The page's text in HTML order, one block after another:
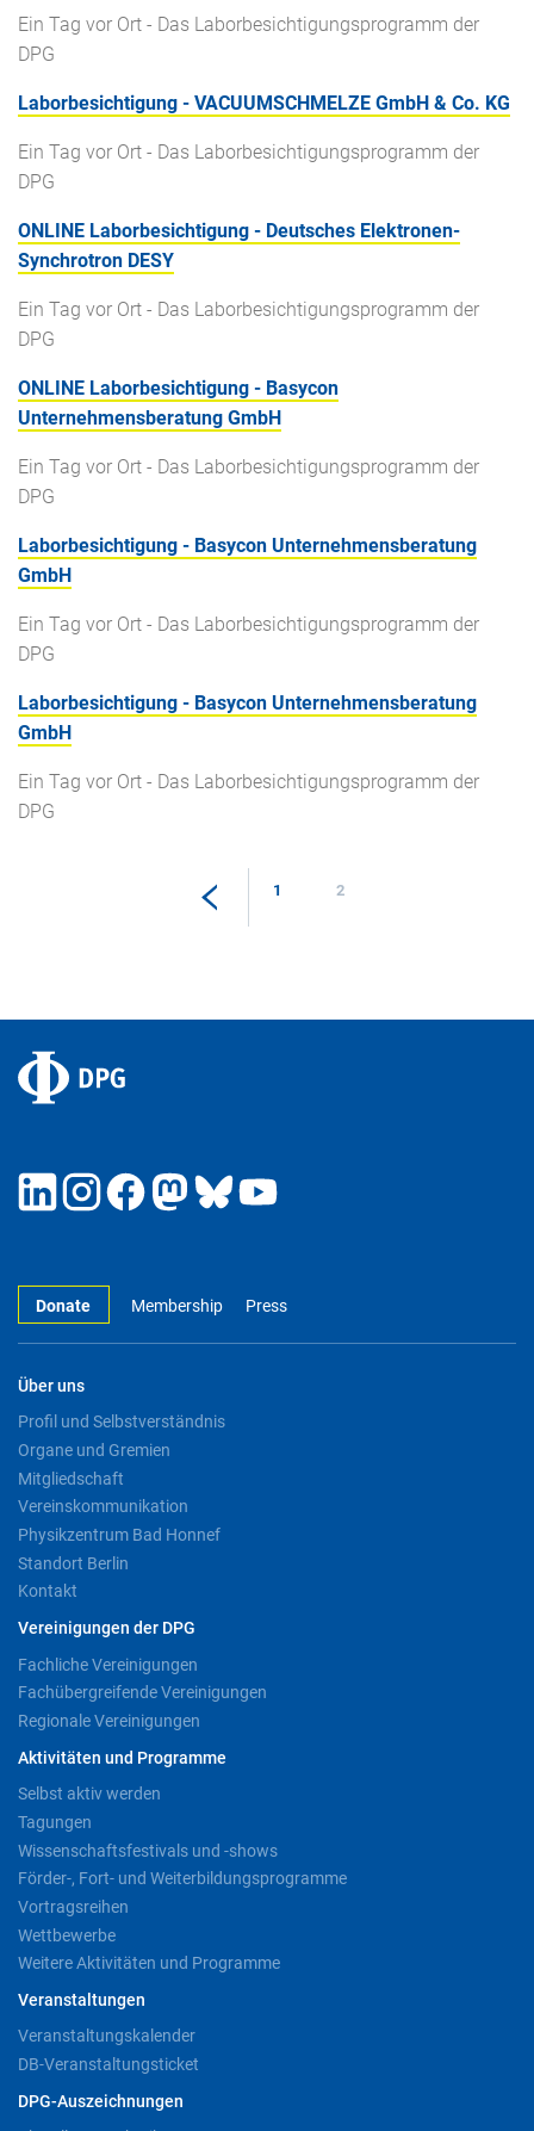
Ein Tag vor Ort - Das Laborbesichtigungsprogramm der
DPG
Laborbesichtigung - VACUUMSCHMELZE GmbH & Co. KG
Ein Tag vor Ort - Das Laborbesichtigungsprogramm der
DPG
ONLINE Laborbesichtigung - Deutsches Elektronen-
Synchrotron DESY
Ein Tag vor Ort - Das Laborbesichtigungsprogramm der
DPG
ONLINE Laborbesichtigung - Basycon
Unternehmensberatung GmbH
Ein Tag vor Ort - Das Laborbesichtigungsprogramm der
DPG
Laborbesichtigung - Basycon Unternehmensberatung
GmbH
Ein Tag vor Ort - Das Laborbesichtigungsprogramm der
DPG
Laborbesichtigung - Basycon Unternehmensberatung
GmbH
Ein Tag vor Ort - Das Laborbesichtigungsprogramm der
DPG
1 2
Donate Membership Press
Über uns
Profil und Selbstverständnis
Organe und Gremien
Mitgliedschaft
Vereinskommunikation
Physikzentrum Bad Honnef
Standort Berlin
Kontakt
Vereinigungen der DPG
Fachliche Vereinigungen
Fachübergreifende Vereinigungen
Regionale Vereinigungen
Aktivitäten und Programme
Selbst aktiv werden
Tagungen
Wissenschaftsfestivals und -shows
Förder-, Fort- und Weiterbildungsprogramme
Vortragsreihen
Wettbewerbe
Weitere Aktivitäten und Programme
Veranstaltungen
Veranstaltungskalender
DB-Veranstaltungsticket
DPG-Auszeichnungen